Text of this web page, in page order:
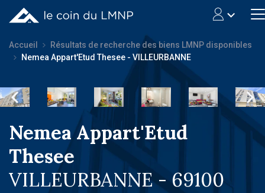
Accueil
Résultats de recherche des biens LMNP disponibles
Nemea Appart'Etud Thesee - VILLEURBANNE
Nemea Appart'Etud
Thesee
VILLEURBANNE - 69100